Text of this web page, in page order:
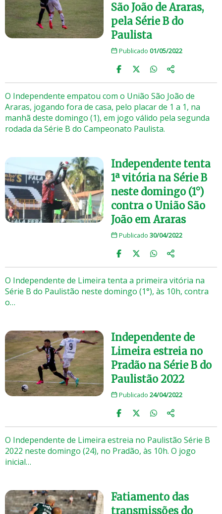
São João de Araras,
pela Série B do
Paulista
Publicado 01/05/2022
O Independente empatou com o União São João de
Araras, jogando fora de casa, pelo placar de 1 a 1, na
manhã deste domingo (1), em jogo válido pela segunda
rodada da Série B do Campeonato Paulista.
Independente tenta
1ª vitória na Série B
neste domingo (1°)
contra o União São
João em Araras
Publicado 30/04/2022
O Independente de Limeira tenta a primeira vitória na
Série B do Paulistão neste domingo (1°), às 10h, contra
o…
Independente de
Limeira estreia no
Pradão na Série B do
Paulistão 2022
Publicado 24/04/2022
O Independente de Limeira estreia no Paulistão Série B
2022 neste domingo (24), no Pradão, às 10h. O jogo
inicial…
Fatiamento das
transmissões do